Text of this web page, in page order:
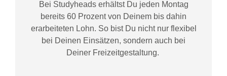
Bei Studyheadserhältst Du jeden Montag
bereits 60 Prozent von Deinem bis dahin
erarbeiteten Lohn. So bist Du nicht nur flexibel
bei Deinen Einsätzen, sondern auch bei
DeinerFreizeitgestaltung.